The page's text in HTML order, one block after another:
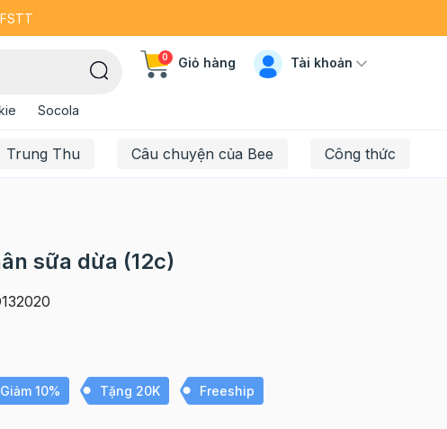
Socola
0 Giỏ hàng Tài khoản
Trung Thu Câu chuyện của Bee Công thức
sữa dừa (12c)
Giảm 10% Tặng 20K Freeship